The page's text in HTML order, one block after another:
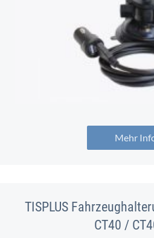
Mehr
TISPLUS
CT40 /